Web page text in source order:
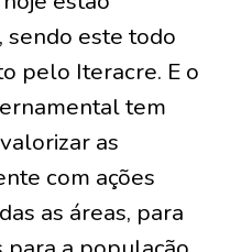
sendo este todo
pelo Iteracre. E o
tem
as
com ações
as áreas, para